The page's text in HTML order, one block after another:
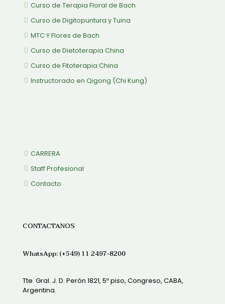
Curso de Terapia Floral de Bach
Curso de Digitopuntura y Tuina
MTC Y Flores de Bach
Curso de Dietoterapia China
Curso de Fitoterapia China
Instructorado en Qigong (Chi Kung)
CARRERA
Staff Profesional
Contacto
CONTACTANOS
WhatsApp: (+549) 11 2497-8200
Tte. Gral. J. D. Perón 1821, 5º piso, Congreso, CABA,
Argentina.